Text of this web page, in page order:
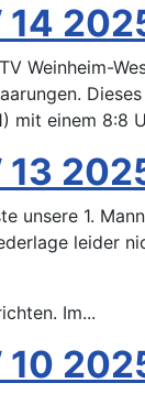
Weinheim-
mit einem 8:8
unsere 1.
leider
Im...